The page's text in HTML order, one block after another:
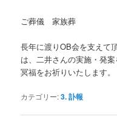
ご葬儀 家族葬
長年に渡りOB会を支えて
は、二井さんの実施・発
冥福をお祈りいたします。
カテゴリー:3. 訃報